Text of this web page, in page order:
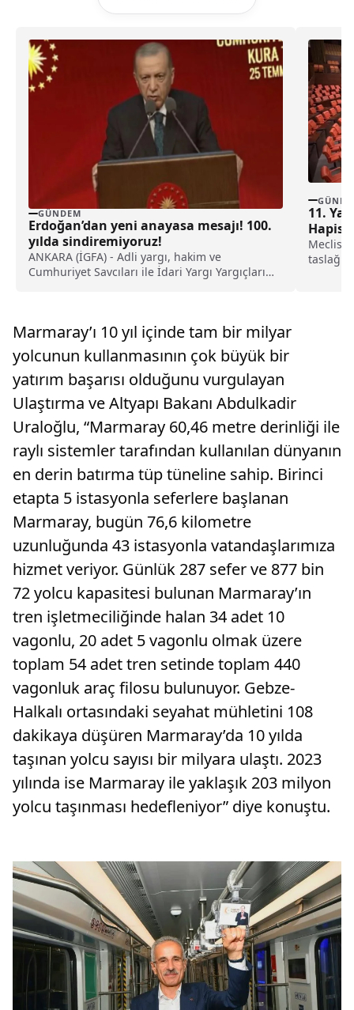
GÜNDEM
Erdoğan’dan yeni anayasa mesajı! 100.
yılda sindiremiyoruz!
ANKARA (İGFA) - Adli yargı, hakim ve
Cumhuriyet Savcıları ile İdari Yargı Yargıçları
11.
Hapis
taslağı,
Marmaray’ı 10 yıl içinde tam bir milyar
yolcunun kullanmasının çok büyük bir
yatırım başarısı olduğunu vurgulayan
Ulaştırma ve Altyapı Bakanı Abdulkadir
Uraloğlu, “Marmaray 60,46 metre derinliği ile
raylı sistemler tarafından kullanılan dünyanın
en derin batırma tüp tüneline sahip. Birinci
etapta 5 istasyonla seferlere başlanan
Marmaray, bugün 76,6 kilometre
uzunluğunda 43 istasyonla vatandaşlarımıza
hizmet veriyor. Günlük 287 sefer ve 877 bin
72 yolcu kapasitesi bulunan Marmaray’ın
tren işletmeciliğinde halan 34 adet 10
vagonlu, 20 adet 5 vagonlu olmak üzere
toplam 54 adet tren setinde toplam 440
vagonluk araç filosu bulunuyor. Gebze-
Halkalı ortasındaki seyahat mühletini 108
dakikaya düşüren Marmaray’da 10 yılda
taşınan yolcu sayısı bir milyara ulaştı. 2023
yılında ise Marmaray ile yaklaşık 203 milyon
yolcu taşınması hedefleniyor” diye konuştu.